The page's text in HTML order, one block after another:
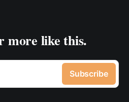
more like this.
Subscribe